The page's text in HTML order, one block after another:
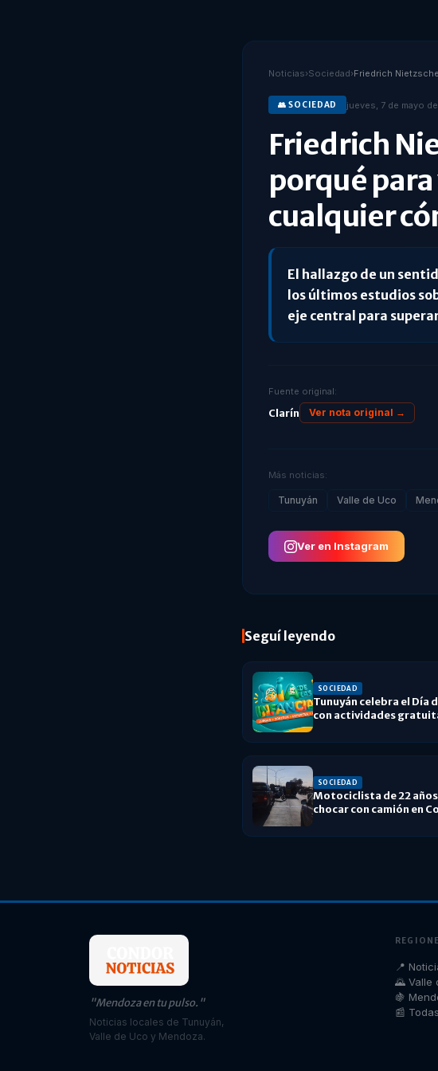
Noticias›Sociedad›
👥 SOCIEDAD jueves, 7 de mayo
Friedrich
porqué
cualquier
El hallazgo de un
los últimos estudios
eje central para
Fuente original:
Clarín Ver nota original →
Más noticias:
Tunuyán Valle de Uco
Ver en Instagram
Seguí leyendo
SOCIEDAD
Tunuyán celebra el Día
con actividades
SOCIEDAD
Motociclista de 22
chocar con camión en
"Mendoza en tu pulso."
Noticias locales de Tunuyán,
Valle de Uco y Mendoza.
📍
🌄 Valle
🍇
📰